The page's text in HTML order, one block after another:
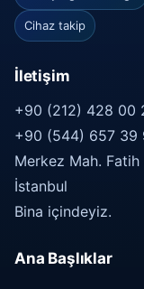
Cihaz takip
İletişim
+90 (212) 428 00
+90 (544) 657 39
Merkez Mah.
İstanbul
Bina içindeyiz.
Ana Başlıklar